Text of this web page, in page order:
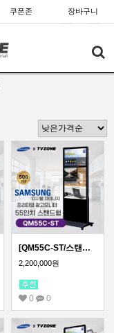
쿠폰존 장바구니
[QM55C-ST/스탠드형]55인치 삼성 DID 스탠드형 광고용모니터/ 삼성디지털사이니지 LED패널 키오스크
2,200,000원
0 0